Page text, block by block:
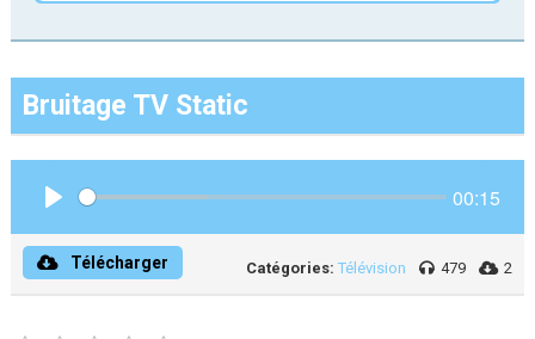
Bruitage TV Static
00:15
Télécharger Catégories: Télévision 479 2